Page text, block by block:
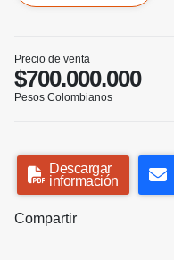
Precio de venta
$700.000.000
Pesos Colombianos
Descargar
información
Compartir